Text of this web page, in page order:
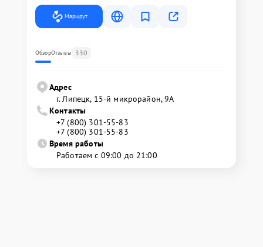
Маршрут
ОбзорОтзывы 330
Адрес
г. Липецк, 15-й микрорайон, 9А
Контакты
+7 (800) 301-55-83
+7 (800) 301-55-83
Время работы
Работаем с 09:00 до 21:00